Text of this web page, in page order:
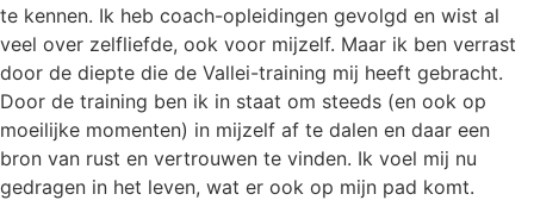
te kennen. Ik heb coach-opleidingen gevolgd en wist al
veel over zelfliefde, ook voor mijzelf. Maar ik ben verrast
door de diepte die de Vallei-training mij heeft gebracht.
Door de training ben ik in staat om steeds (en ook op
moeilijke momenten) in mijzelf af te dalen en daar een
bron van rust en vertrouwen te vinden. Ik voel mij nu
gedragen in het leven, wat er ook op mijn pad komt.